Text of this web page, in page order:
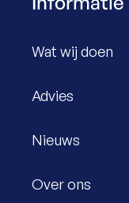
Wat wij doen
Advies
Nieuws
Over ons